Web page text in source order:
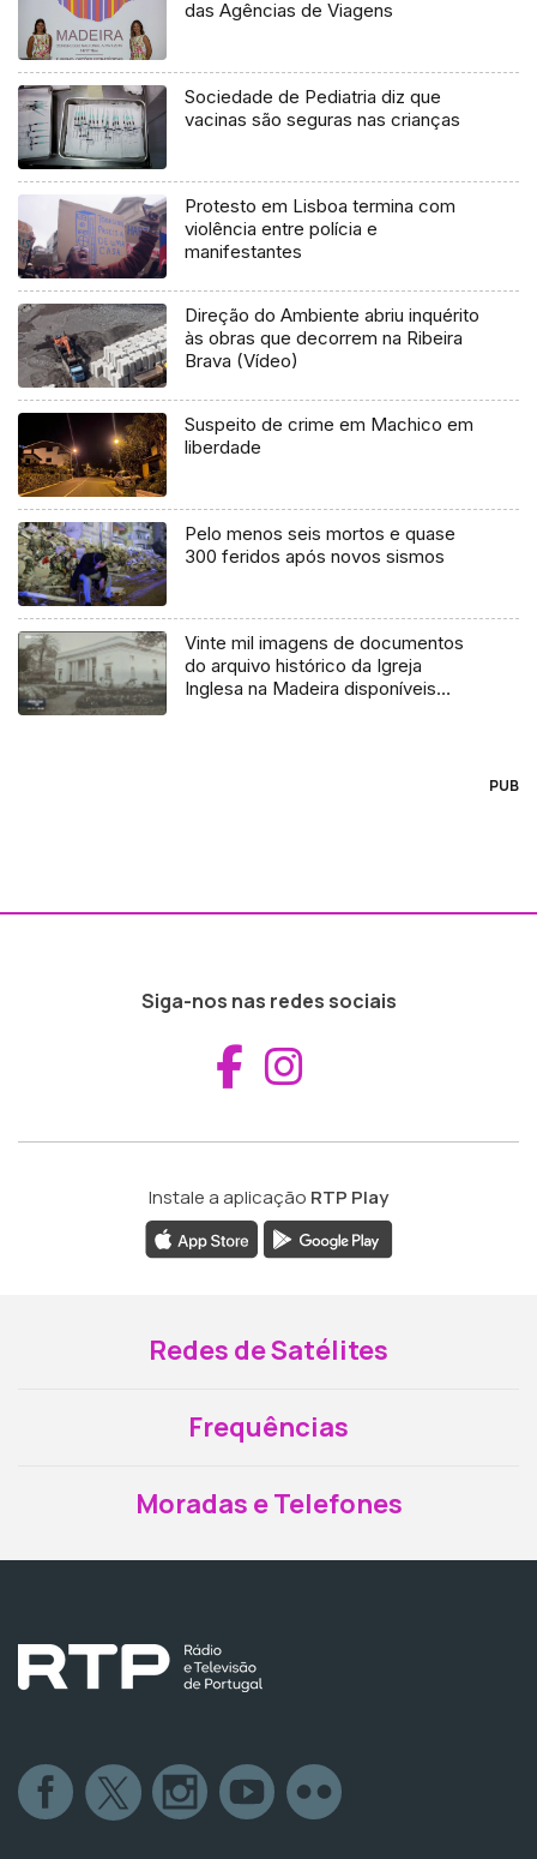
das Agências de Viagens
Sociedade de Pediatria diz que
vacinas são seguras nas crianças
Protesto em Lisboa termina com
violência entre polícia e
manifestantes
Direção do Ambiente abriu inquérito
às obras que decorrem na Ribeira
Brava (Vídeo)
Suspeito de crime em Machico em
liberdade
Pelo menos seis mortos e quase
300 feridos após novos sismos
Vinte mil imagens de documentos
do arquivo histórico da Igreja
Inglesa na Madeira disponíveis
PUB
Siga-nos nas redes sociais
Aceder ao
Instale a aplicação RTP Play
Redes de Satélites
Frequências
Moradas e Telefones